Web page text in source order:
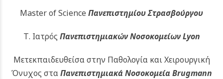
Master of Science Πανεπιστημίου Στρασβούργου
Τ. Ιατρός Πανεπιστημιακών Νοσοκομείων Lyon
Μετεκπαιδευθείσα στην Παθολογία και Χειρουργική
Όνυχος σταΠανεπιστημιακά Νοσοκομεία Brugmann